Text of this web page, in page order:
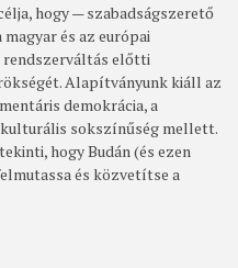
hogy — szabadságszerető
és az európai
rendszerváltás előtti
Alapítványunk kiáll az
demokrácia, a
kulturális sokszínűség mellett.
hogy Budán (és ezen
és közvetítse a